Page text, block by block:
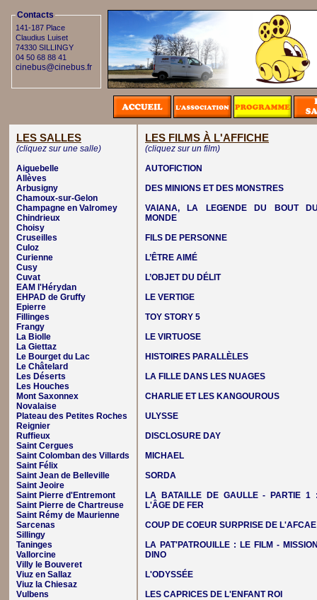
Contacts
141-187 Place
Claudius Luiset
74330 SILLINGY
04 50 68 88 41
cinebus@cinebus.fr
LES SALLES
(cliquez sur une salle)
Aiguebelle
Allèves
Arbusigny
Chamoux-sur-Gelon
Champagne en Valromey
Chindrieux
Choisy
Cruseilles
Culoz
Curienne
Cusy
Cuvat
EAM l'Hérydan
EHPAD de Gruffy
Epierre
Fillinges
Frangy
La Biolle
La Giettaz
Le Bourget du Lac
Le Châtelard
Les Déserts
Les Houches
Mont Saxonnex
Novalaise
Plateau des Petites Roches
Reignier
Ruffieux
Saint Cergues
Saint Colomban des Villards
Saint Félix
Saint Jean de Belleville
Saint Jeoire
Saint Pierre d'Entremont
Saint Pierre de Chartreuse
Saint Rémy de Maurienne
Sarcenas
Sillingy
Taninges
Vallorcine
Villy le Bouveret
Viuz en Sallaz
Viuz la Chiesaz
Vulbens
LES FILMS À L'AFFICHE
(cliquez sur un film)
AUTOFICTION
DES MINIONS ET DES MONSTRES
VAIANA, LA LEGENDE DU BOUT
MONDE
FILS DE PERSONNE
L’ÊTRE AIMÉ
L’OBJET DU DÉLIT
LE VERTIGE
TOY STORY 5
LE VIRTUOSE
HISTOIRES PARALLÈLES
LA FILLE DANS LES NUAGES
CHARLIE ET LES KANGOUROUS
ULYSSE
DISCLOSURE DAY
MICHAEL
SORDA
LA BATAILLE DE GAULLE - PARTIE 1
L'ÂGE DE FER
COUP DE COEUR SURPRISE DE L'AFCAE
LA PAT'PATROUILLE : LE FILM -
DINO
L'ODYSSÉE
LES CAPRICES DE L'ENFANT ROI